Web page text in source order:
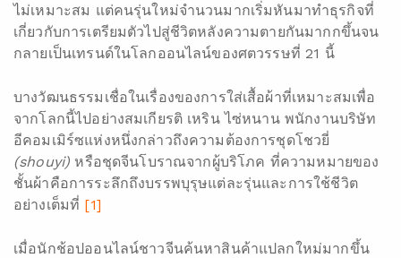
ไม่เหมาะสม แต่คนรุ่นใหม่จำนวนมากเริ่มหันมาทำธุรกิจที่
เกี่ยวกับการเตรียมตัวไปสู่ชีวิตหลังความตายกันมากกขึ้นจน
กลายเป็นเทรนด์ในโลกออนไลน์ของศตวรรษที่ 21 นี้
บางวัฒนธรรมเชื่อในเรื่องของการใส่เสื้อผ้าที่เหมาะสมเพื่อ
จากโลกนี้ไปอย่างสมเกียรติ เหริน ไซ่หนาน พนักงานบริษัท
อีคอมเมิร์ซแห่งหนึ่งกล่าวถึงความต้องการชุดโชวยี่
(shouyi) หรือชุดจีนโบราณจากผู้บริโภค ที่ความหมายของ
ชั้นผ้าคือการระลึกถึงบรรพบุรุษแต่ละรุ่นและการใช้ชีวิต
อย่างเต็มที่ [1]
เมื่อนักช้อปออนไลน์ชาวจีนค้นหาสินค้าแปลกใหม่มากขึ้น